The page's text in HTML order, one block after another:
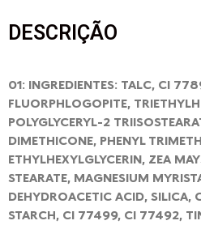
DESCRIÇÃO
01: INGREDIENTES: TALC, CI
FLUORPHLOGOPITE,
POLYGLYCERYL-2
DIMETHICONE, PHENYL
ETHYLHEXYLGLYCERIN, ZEA
STEARATE, MAGNESIUM
DEHYDROACETIC ACID, SILICA,
STARCH, CI 77499, CI 77492,